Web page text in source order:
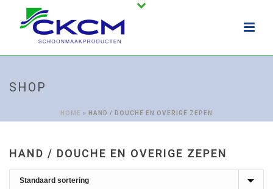
SHOP
HOME » HAND / DOUCHE EN OVERIGE ZEPEN
HAND / DOUCHE EN OVERIGE ZEPEN